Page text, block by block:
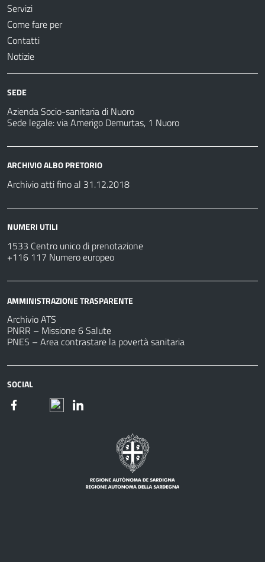
Servizi
Come fare per
Contatti
Notizie
SEDE
Azienda Socio-sanitaria di Nuoro
Sede legale: via Amerigo Demurtas, 1 Nuoro
ARCHIVIO ALBO PRETORIO
Archivio atti fino al 31.12.2018
NUMERI UTILI
1533 Centro unico di prenotazione
+116 117 Numero europeo
AMMINISTRAZIONE TRASPARENTE
Archivio ATS
PNRR – Missione 6 Salute
PNES – Area contrastare la povertà sanitaria
SOCIAL